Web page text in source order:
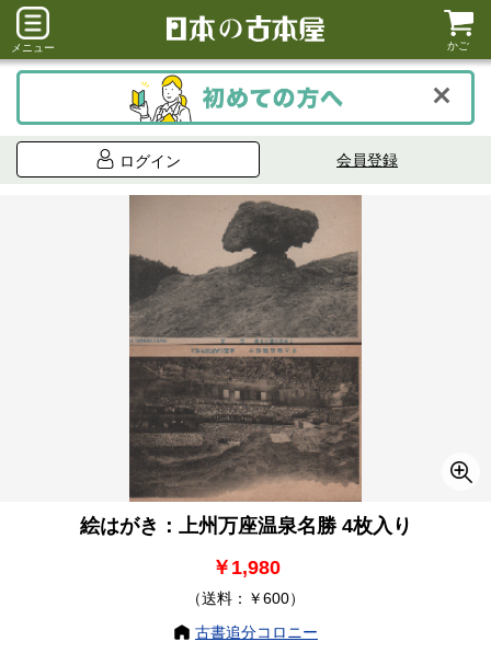
メニュー かご
ログイン 会員登録
絵はがき：上州万座温泉名勝 4枚入り
￥1,980
（送料：￥600）
古書追分コロニー